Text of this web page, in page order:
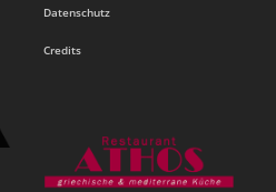
Datenschutz
Credits